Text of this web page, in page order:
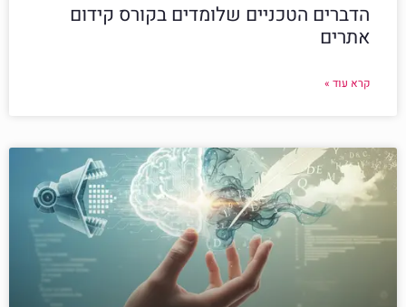
הדברים הטכניים שלומדים בקורס קידום
אתרים
קרא עוד »